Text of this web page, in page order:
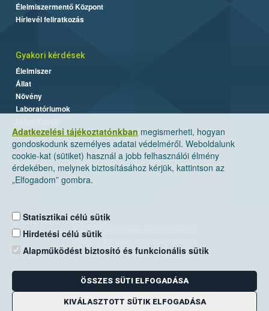
Adatkezelési tájékoztatónkban megismerheti, hogyan
gondoskodunk személyes adatai védelméről. Weboldalunk
cookie-kat (sütiket) használ a jobb felhasználói élmény
érdekében, melynek biztosításához kérjük, kattintson az
„Elfogadom” gombra.
Statisztikai célú sütik
Hirdetési célú sütik
Alapműködést biztosító és funkcionális sütik
ÖSSZES SÜTI ELFOGADÁSA
KIVÁLASZTOTT SÜTIK ELFOGADÁSA
Élelmiszermentő Központ
Hírlevél feliratkozás
Gyakori kérdések
Élelmiszer
Állat
Növény
Laboratóriumok
Nemzeti Élelmiszerlánc-biztonsági Hivatal
Levelezési cím: 1525 Budapest. Pf. 30.
E-mail:ugyfelszolgalat@nebih.gov.hu
Zöld szám: 06-80/263-244